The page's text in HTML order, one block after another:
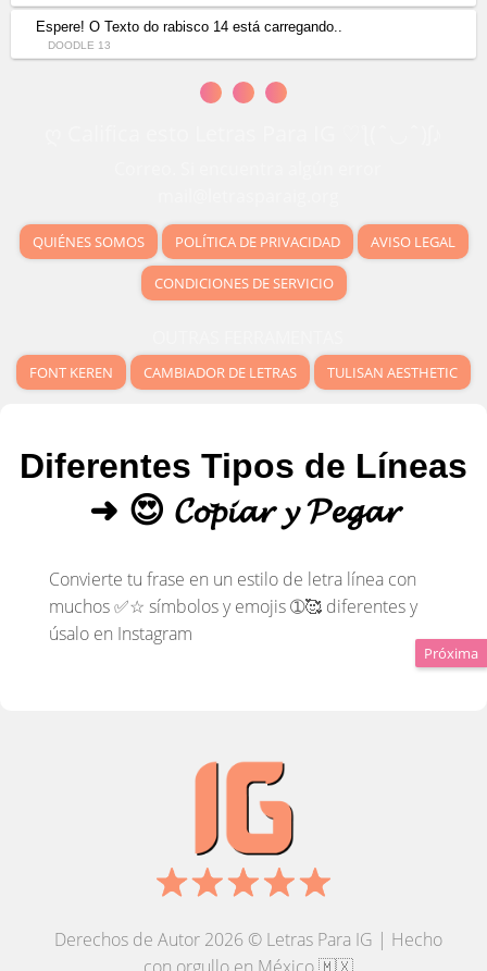
DOODLE 13
Espere! O Texto do rabisco 14 está carregando..
Próxima
QUIÉNES SOMOS POLÍTICA DE PRIVACIDAD AVISO LEGAL
CONDICIONES DE SERVICIO
FONT KEREN CAMBIADOR DE LETRAS TULISAN AESTHETIC
Diferentes Tipos de Líneas
➜ 😍 𝓒𝓸𝓹𝓲𝓪𝓻 𝔂 𝓟𝓮𝓰𝓪𝓻
Convierte tu frase en un estilo de letra línea con
muchos ✅☆ símbolos y emojis ➀🥰 diferentes y
úsalo en Instagram
Derechos de Autor 2026© Letras Para IG | Hecho